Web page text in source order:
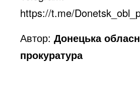
https://t.me/
Автор:Донецька
прокуратура